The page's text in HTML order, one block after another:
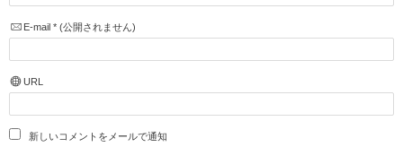
E-mail *(公開されません)
URL
新しいコメントをメールで通知